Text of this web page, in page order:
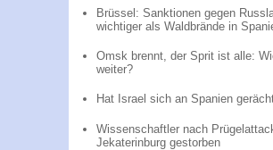
Brüssel: Sanktionen gegen
wichtiger als Waldbrände in
Omsk brennt, der Sprit ist alle:
weiter?
Hat Israel sich an Spanien
Wissenschaftler nach
Jekaterinburg gestorben